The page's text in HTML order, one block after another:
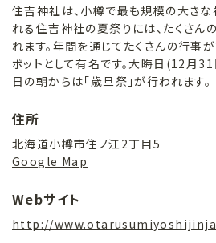
住吉神社は、小樽で最も規模の大きな
れる住吉神社の夏祭りには、たくさ
れます。年間を通じてたくさんの行事
ポットとして有名です。大晦日(12月31
日の朝からは「歳旦祭」が行われます。
住所
北海道小樽市住ノ江2丁目5
Google Map
Webサイト
http://